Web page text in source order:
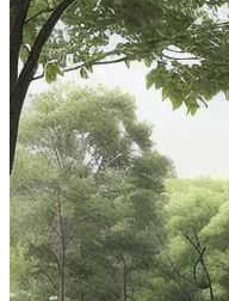
Как
Чтобы
Сорта